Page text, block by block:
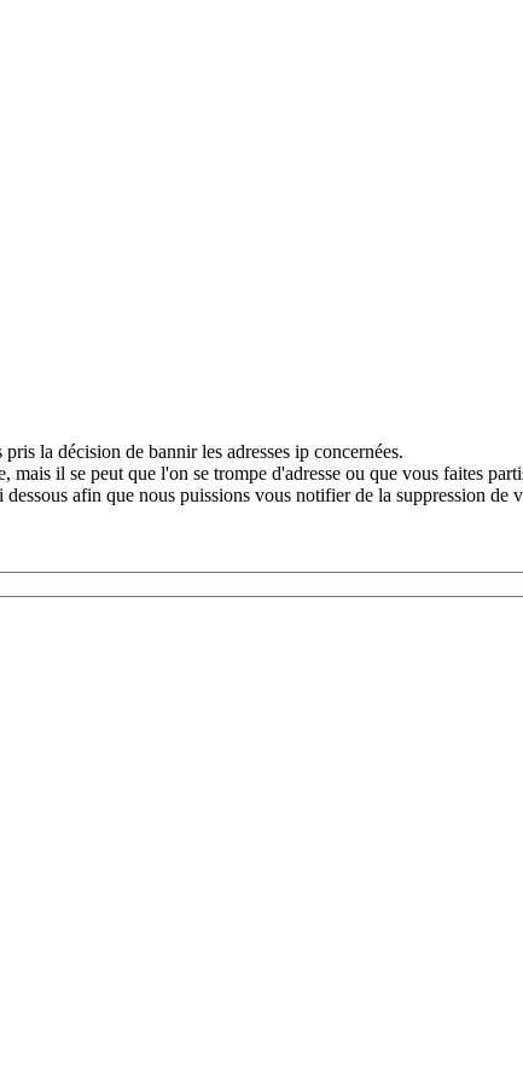
la décision de bannir les adresses ip concernées.
il se peut que l'on se trompe d'adresse ou que vous faites
afin que nous puissions vous notifier de la suppression de